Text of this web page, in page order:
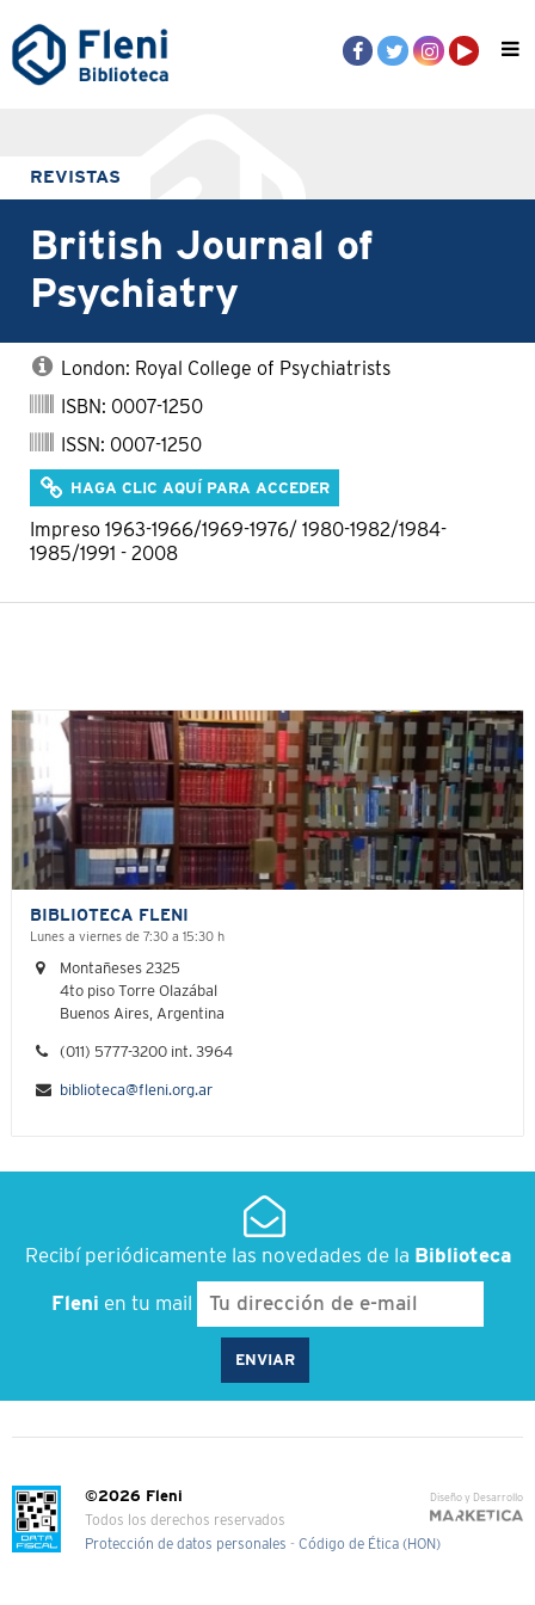
REVISTAS
British Journal of
Psychiatry
London: Royal College of Psychiatrists
ISBN: 0007-1250
ISSN: 0007-1250
HAGA CLIC AQUÍ PARA ACCEDER
Impreso 1963-1966/1969-1976/ 1980-1982/1984-
1985/1991 - 2008
BIBLIOTECA FLENI
Lunes a viernes de 7:30 a 15:30 h
Montañeses 2325
4to piso Torre Olazábal
Buenos Aires, Argentina
(011) 5777-3200 int. 3964
biblioteca@fleni.org.ar
Recibí periódicamente las novedades de la Biblioteca
Fleni en tu mail
Diseño y Desarrollo
©2026 Fleni
Todos los derechos reservados
Protección de datos personales - Código de Ética (HON)